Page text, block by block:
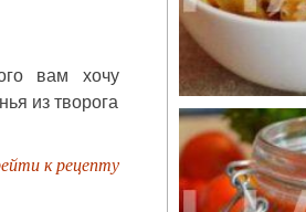
вам хочу
из творога
к рецепту